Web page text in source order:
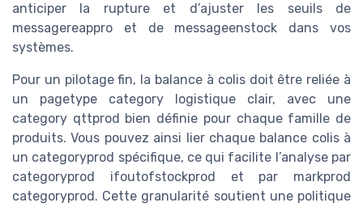
anticiper la rupture et d’ajuster les seuils de
messagereappro et de messageenstock dans vos
systèmes.
Pour un pilotage fin, la balance à colis doit être reliée à
un pagetype category logistique clair, avec une
category qttprod bien définie pour chaque famille de
produits. Vous pouvez ainsi lier chaque balance colis à
un categoryprod spécifique, ce qui facilite l’analyse par
categoryprod ifoutofstockprod et par markprod
categoryprod. Cette granularité soutient une politique